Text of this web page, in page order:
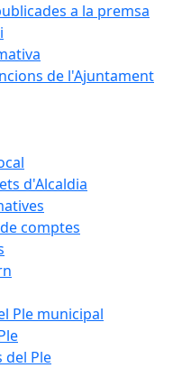
a la premsa
de l'Ajuntament
d'Alcaldia
comptes
Ple municipal
del Ple